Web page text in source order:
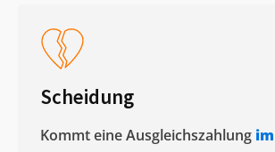
Scheidung
Kommt eine Ausgleichszahlung